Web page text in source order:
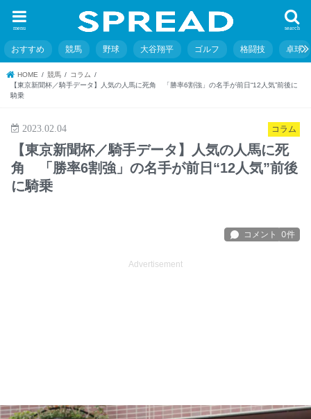
search
menu
おすすめ 競馬 野球 大谷翔平 ゴルフ 格闘技 卓球
HOME 競馬
コラム
【東京新聞杯／騎手データ】人気の人馬に死角 「勝率6割強」の名手が前日“12人気”前後に
騎乗
コラム
2023.02.04
【東京新聞杯／騎手データ】人気の人馬に死
角 「勝率6割強」の名手が前日“12人気”前後
に騎乗
Advertisement